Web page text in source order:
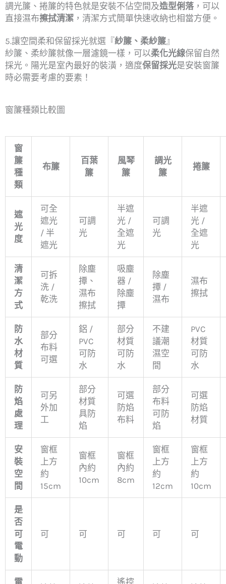
調光簾、捲簾的特色就是安裝不佔空間及造型俐落，可以
直接濕布擦拭清潔 ，清潔方式簡單快速收納也相當方便。
5.讓空間柔和保留採光就選『紗簾、柔紗簾』
紗簾、柔紗簾就像一層濾鏡一樣，可以柔化光線保留自然
採光。陽光是室內最好的裝潢，適度保留採光是安裝窗簾
時必需要考慮的要素！
窗簾種類比較圖
窗
簾
種
類
布簾
百葉
簾
風琴
簾
調光
簾
捲簾
遮
光
度
可全
遮光
/ 半
遮光
可調
光
半遮
光 /
全遮
光
可調
光
半遮
光 /
全遮
光
清
潔
方
式
可拆
洗 /
乾洗
除塵
撢、
濕布
擦拭
吸塵
器 /
除塵
撢
除塵
撢 /
濕布
濕布
擦拭
防
水
材
質
部分
布料
可選
鋁 /
PVC
可防
水
部分
材質
可防
水
不建
議潮
濕空
間
PVC
材質
可防
水
防
焰
處
理
可另
外加
工
部分
材質
具防
焰
可選
防焰
布料
部分
布料
可防
焰
可選
防焰
材質
安
裝
空
間
窗框
上方
約
15cm
窗框
內約
10cm
窗框
內約
8cm
窗框
上方
約
12cm
窗框
上方
約
10cm
是
否
可
電
動
可 可 可 可 可